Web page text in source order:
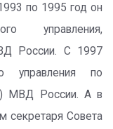
по 1995 год он
управления,
России. С 1997
управления по
МВД России. А в
секретаря Совета